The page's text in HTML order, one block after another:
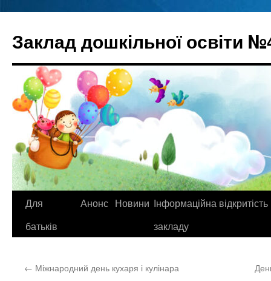
вмісту
Заклад дошкільної освіти
Для
батьків
Анонс Новини Інформаційна відкритість
закладу
← Міжнародний день кухаря і кулінара